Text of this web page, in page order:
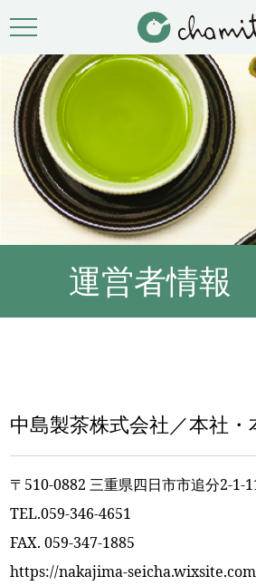
運営者情報
中島製茶株式会社／本社・
〒510-0882 三重県四日市市追分2-1-
TEL.059-346-4651
FAX. 059-347-1885
https://nakajima-